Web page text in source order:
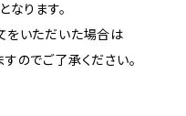
ります。
をいただいた場合は
のでご了承ください。